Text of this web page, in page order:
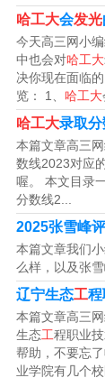
面”，打开录
该学院录取
的纸，上面
张的正面，
生的姓名和身
通知书封面
并在主要位
用语严谨：
字迹清晰，
南宁学院录
的立体样式
铜鼓等平面
哈工大会发光
今天高三网小
中也会对哈工大
决你现在面临
览： 1、 哈工大
哈工大录取
本篇文章高三
数线2023对应
喔。 本文目录
分数线2...
2025张雪峰
本篇文章我们
么样，以及张
辽宁生态工程
本篇文章高三
生态工程职业
帮助，不要忘
业学院有几个校